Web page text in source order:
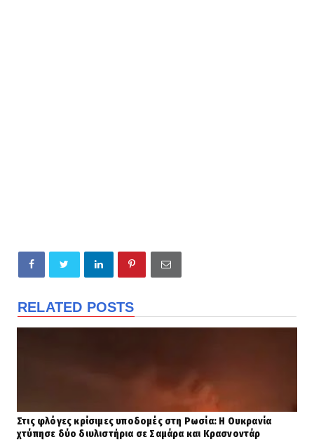
RELATED POSTS
Στις φλόγες κρίσιμες υποδομές στη Ρωσία: Η Ουκρανία
χτύπησε δύο διυλιστήρια σε Σαμάρα και Κρασνοντάρ